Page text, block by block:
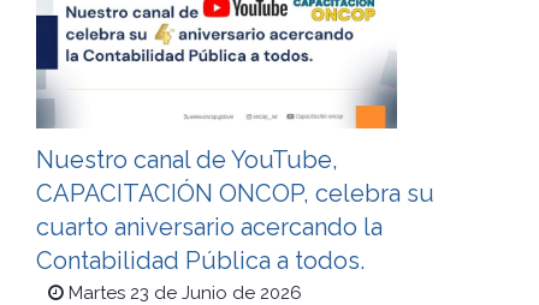
Nuestro canal de YouTube,
CAPACITACIÓN ONCOP, celebra su
cuarto aniversario acercando la
Contabilidad Pública a todos.
Martes 23 de Junio de 2026